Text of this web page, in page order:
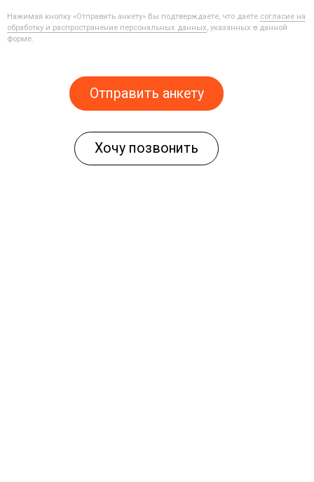
Нажимая кнопку «Отправить анкету» Вы подтверждаете, что даете согласие на
обработку и распространение персональных данных, указанных в данной
форме.
Отправить анкету
Хочу позвонить